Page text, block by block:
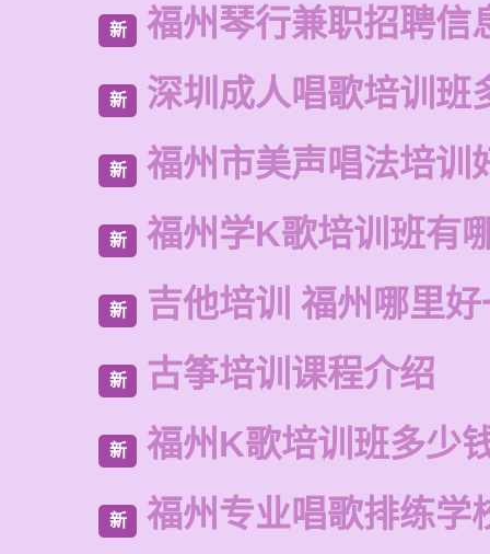
新 福州琴行兼职招聘信
新 深圳成人唱歌培训班
新 福州市美声唱法培训
新 福州学K歌培训班有
新 吉他培训 福州哪里
新 古筝培训课程介绍
新 福州K歌培训班多少
新 福州专业唱歌排练学